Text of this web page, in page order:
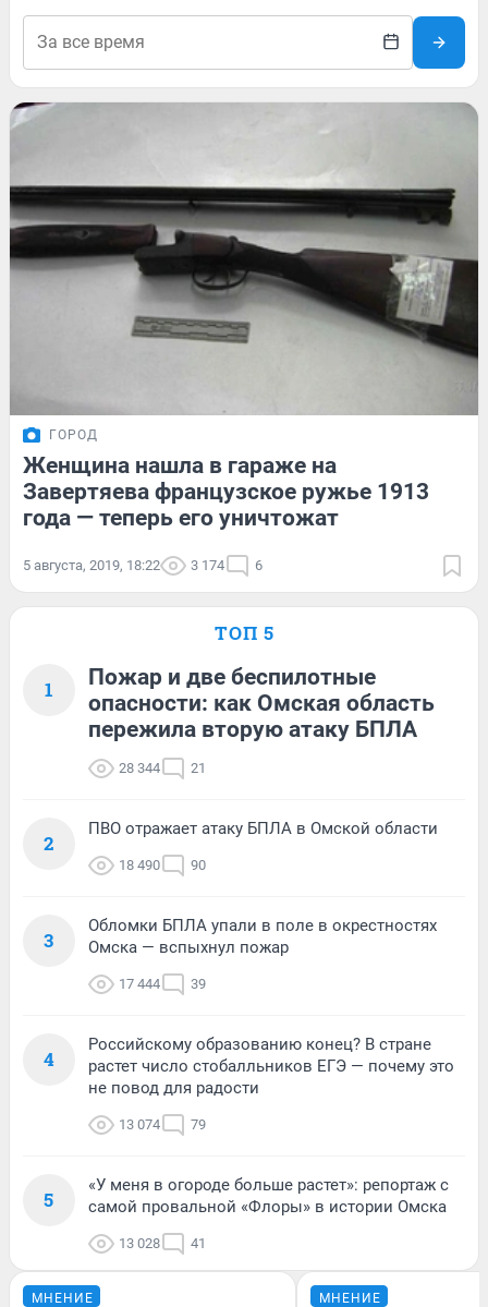
ГОРОД
Женщина нашла в гараже на
Завертяева французское ружье 1913
года — теперь его уничтожат
5 августа, 2019, 18:22 3 174 6
ТОП 5
1
Пожар и две беспилотные
опасности: как Омская область
пережила вторую атаку БПЛА
28 344 21
2
ПВО отражает атаку БПЛА в Омской области
18 490 90
3
Обломки БПЛА упали в поле в окрестностях
Омска — вспыхнул пожар
17 444 39
4
Российскому образованию конец? В стране
растет число стобалльников ЕГЭ — почему это
не повод для радости
13 074 79
5
«У меня в огороде больше растет»: репортаж с
самой провальной «Флоры» в истории Омска
13 028 41
МНЕНИЕ МНЕНИЕ